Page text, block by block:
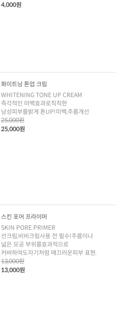
4,000원
화이트닝 톤업 크림
WHITENING TONE UP CREAM
즉각적인 미백효과로칙칙한
남성피부를밝게 톤UP!미백,주름개선
25,000원
25,000원
스킨 포어 프라이머
SKIN PORE PRIMER
선크림,비비크림사용 전 필수!주름이나
넓은 모공 부위를효과적으로
커버하여도자기처럼 매끄러운피부 표현.
13,000원
13,000원